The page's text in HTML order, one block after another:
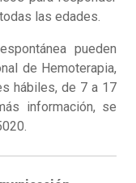
las edades.
pueden
de Hemoterapia,
hábiles, de 7 a 17
información, se